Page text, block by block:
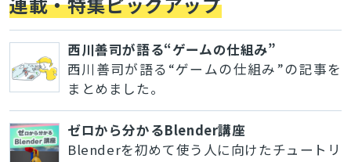
西川善司が語る“ゲームの仕組み”
西川善司が語る“ゲームの仕組み”の記事を
まとめました。
ゼロから分かるBlender講座
Blenderを初めて使う人に向けたチュートリ